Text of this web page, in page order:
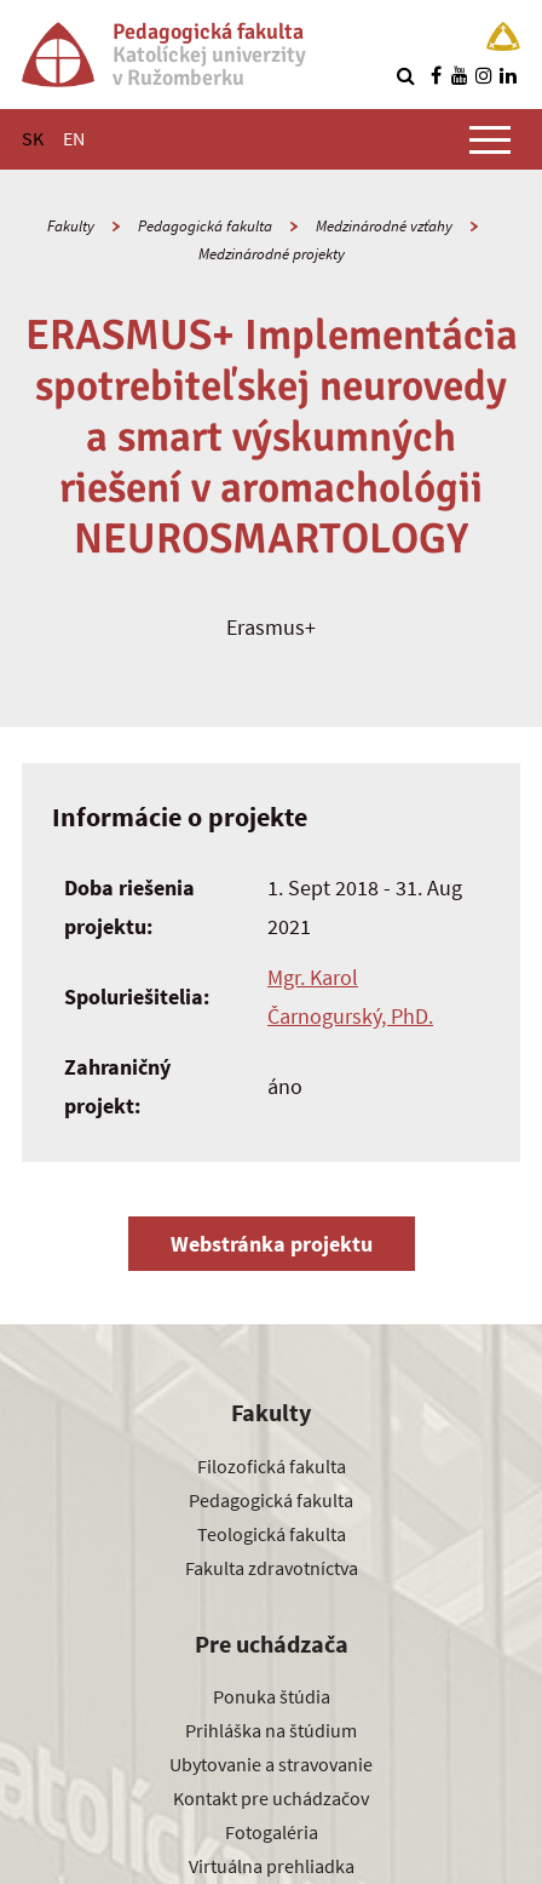
Pedagogická fakulta
Katolíckej univerzity
v Ružomberku
SK EN
Hlavné menu
Fakulty Pedagogická fakulta
Medzinárodné vzťahy
Medzinárodné projekty
ERASMUS+ Implementácia
spotrebiteľskej neurovedy
a smart výskumných
riešení v aromachológii
NEUROSMARTOLOGY
Erasmus+
Informácie o projekte
Doba riešenia
projektu:
1. Sept 2018 - 31. Aug
2021
Spoluriešitelia:
Mgr. Karol
Čarnogurský, PhD.
Zahraničný
projekt:
áno
Webstránka projektu
Fakulty
Filozofická fakulta
Pedagogická fakulta
Teologická fakulta
Fakulta zdravotníctva
Pre uchádzača
Ponuka štúdia
Prihláška na štúdium
Ubytovanie a stravovanie
Kontakt pre uchádzačov
Fotogaléria
Virtuálna prehliadka